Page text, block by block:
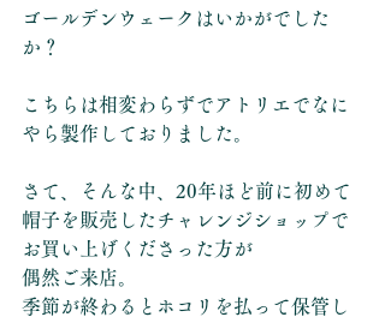
ゴールデンウェークはいかがでした
か？
こちらは相変わらずでアトリエでなに
やら製作しておりました。
さて、そんな中、20年ほど前に初めて
帽子を販売したチャレンジショップで
お買い上げくださった方が
偶然ご来店。
季節が終わるとホコリを払って保管し